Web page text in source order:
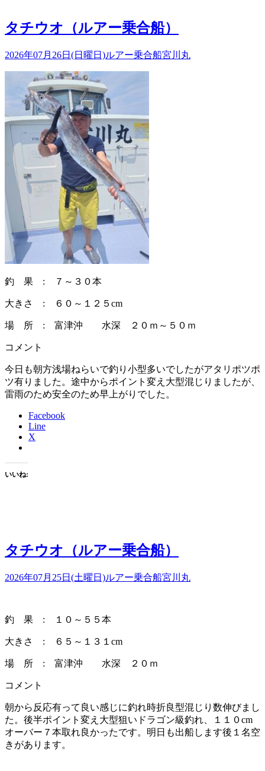
タチウオ（ルアー乗合船）
2026年07月26日(日曜日)ルアー乗合船宮川丸
釣 果 : ７～３０本
大きさ : ６０～１２５cm
場 所 : 富津沖 水深 ２０ｍ～５０ｍ
コメント
今日も朝方浅場ねらいで釣り小型多いでしたがアタリポツポ
ツ有りました。途中からポイント変え大型混じりましたが、
雷雨のため安全のため早上がりでした。
Facebook
Line
X
いいね:
タチウオ（ルアー乗合船）
2026年07月25日(土曜日)ルアー乗合船宮川丸
釣 果 : １０～５５本
大きさ : ６５～１３１cm
場 所 : 富津沖 水深 ２０ｍ
コメント
朝から反応有って良い感じに釣れ時折良型混じり数伸びまし
た。後半ポイント変え大型狙いドラゴン級釣れ、１１０cm
オーバー７本取れ良かったです。明日も出船します後１名空
きがあります。